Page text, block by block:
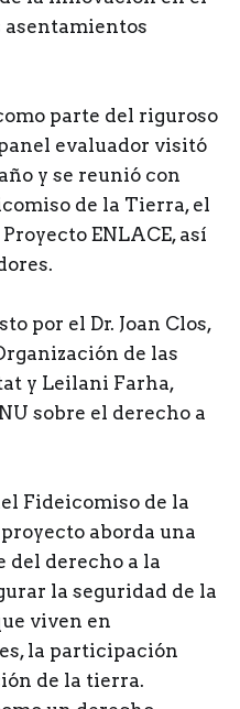
asentamientos
parte del riguroso
evaluador visitó
y se reunió con
de la Tierra, el
ENLACE, así
por el Dr. Joan Clos,
de las
y Leilani Farha,
sobre el derecho a
Fideicomiso de la
aborda una
del derecho a la
la seguridad de la
viven en
la participación
de la tierra.